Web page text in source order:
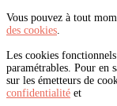
Vous pouvez à tout
des cookies.
Les cookies fonctionnels
paramétrables. Pour en
sur les émetteurs de
confidentialité et